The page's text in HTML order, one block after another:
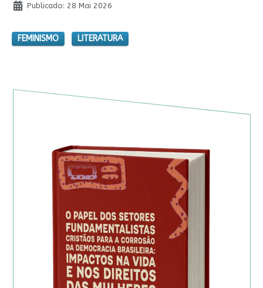
Publicado: 28 Mai 2026
FEMINISMO LITERATURA